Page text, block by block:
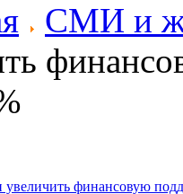
СМИ и
увеличить финансовую